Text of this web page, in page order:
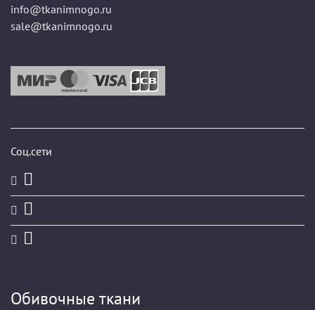
info@tkanimnogo.ru
sale@tkanimnogo.ru
Соц.сети
Обивочные ткани